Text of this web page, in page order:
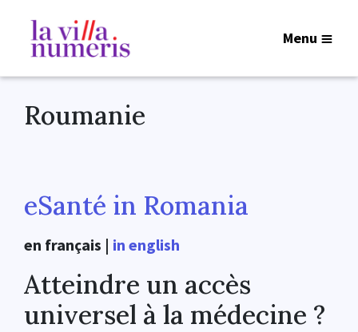
Menu
Roumanie
eSanté in Romania
en français | in english
Atteindre un accès
universel à la médecine ?